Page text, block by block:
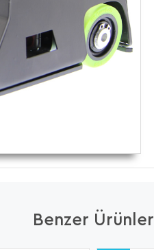
Benzer Ürünler